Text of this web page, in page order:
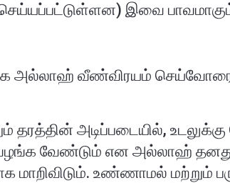
அல்லாஹ் வீண்விரயம் செய்வோரை
தரத்தின் அடிப்படையில்,
வேண்டும் என அல்லாஹ் தனது
மாறிவிடும். உண்ணாமல் மற்றும்